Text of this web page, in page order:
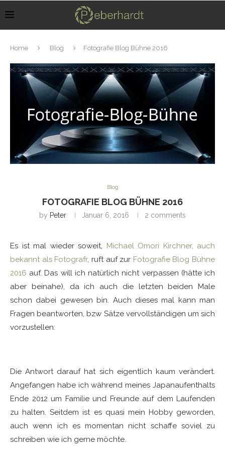
Home Blog Fotografie Blog Bühne 2016
Blog
FOTOGRAFIE BLOG BÜHNE 2016
by Peter Januar 6, 2016 2 comments
Es ist mal wieder soweit, Michael Omori Kirchner, auch
bekannt als Fotografr, ruft auf zur Fotografie Blog Bühne
2016 auf. Das will ich natürlich nicht verpassen (hätte ich
aber beinahe), da ich auch die letzten beiden Male
schon dabei gewesen bin. Auch dieses mal kann man
Fragen beantworten, bzw Sätze vervollständigen um sich
vorzustellen:
Die Antwort darauf hat sich eigentlich kaum verändert.
Angefangen habe ich während meines Japanaufenthalts
Ende 2012 um Familie und Freunde auf dem Laufenden
zu halten. Seitdem ist es quasi mein Hobby geworden,
auch wenn ich es momentan nicht schaffe soviel zu
schreiben wie ich gerne möchte.